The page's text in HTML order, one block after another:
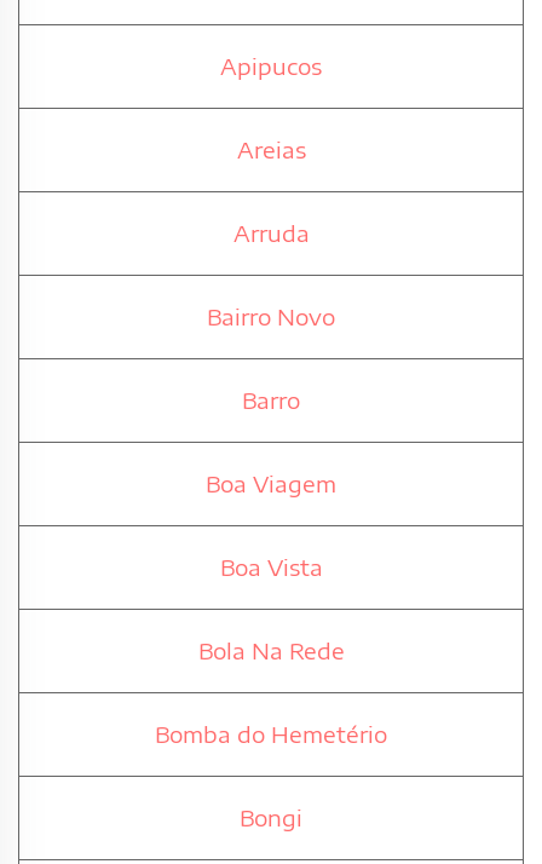
Apipucos
Areias
Arruda
Bairro Novo
Barro
Boa Viagem
Boa Vista
Bola Na Rede
Bomba do Hemetério
Bongi